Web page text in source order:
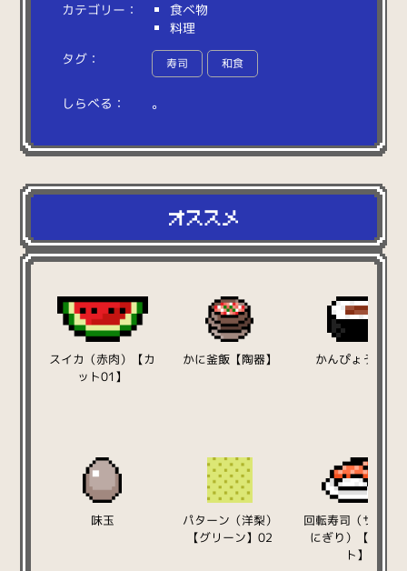
カテゴリー：
食べ物
料理
タグ：
寿司 和食
しらべる： 。
スイカ（赤肉）【カ
ット01】
かに釜飯【陶器】 かんぴょう中巻
味玉
パターン（洋梨）
【グリーン】02
回転寿司（サーモ
にぎり）【ホワイ
ト】